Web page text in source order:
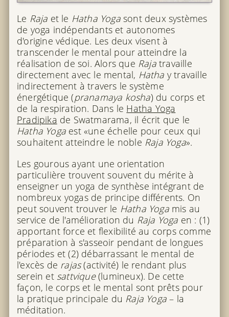
Le Raja et le Hatha Yogasont deux systèmes
de yoga indépendants et autonomes
d'origine védique. Les deux visent à
transcender le mental pour atteindre la
réalisation de soi. Alors que Rajatravaille
directement avec le mental, Hatha y travaille
indirectement à travers le système
énergétique (pranamaya kosha) du corps et
de la respiration. Dans le Hatha Yoga
Pradipika de Swatmarama, il écrit que le
Hatha Yogaest «une échelle pour ceux qui
souhaitent atteindre le noble Raja Yoga».
Les gourous ayant une orientation
particulière trouvent souvent du mérite à
enseigner un yoga de synthèse intégrant de
nombreux yogas de principe différents. On
peut souvent trouver le Hatha Yogamis au
service de l'amélioration du Raja Yoga en : (1)
apportant force et flexibilité au corps comme
préparation à s'asseoir pendant de longues
périodes et (2) débarrassant le mental de
l'excès de rajas(activité) le rendant plus
serein et sattvique(lumineux). De cette
façon, le corps et le mental sont prêts pour
la pratique principale du Raja Yoga– la
méditation.